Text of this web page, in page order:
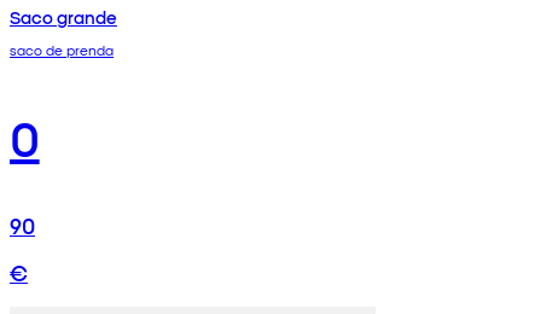
Saco grande
saco de prenda
0
90
€